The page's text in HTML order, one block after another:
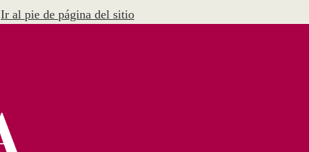
Ir al pie de página del sitio